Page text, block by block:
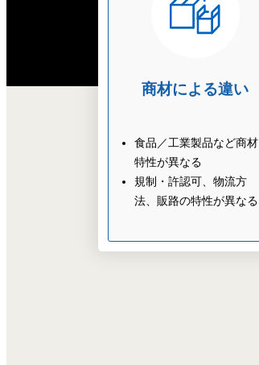
商材による違い
食品／工業製品など商材
特性が異なる
規制・許認可、物流方
法、販路の特性が異なる